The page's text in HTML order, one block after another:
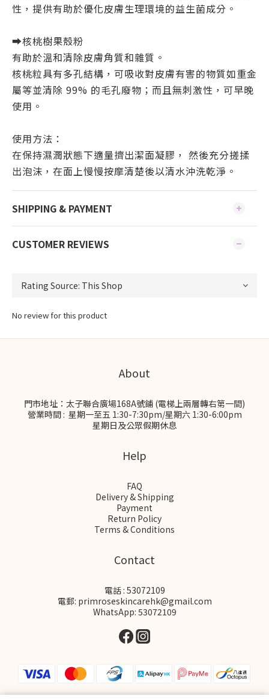
性，提供有助於優化皮膚生理環境的益生菌成分。
➡️核桃樹果殼粉
有助於溫和清除皮膚角質和雜質。
核桃粒具有多孔結構，可吸收對皮膚有害的物質如重金
屬等並清除 99% 的毛孔廢物；而且無刺激性，可早晚
使用。
使用方法：
在保持濕潤狀態下適量擠出潔面凝膠， 然後充分搓揉
出泡沫，在面上慢慢按摩清楚後以清水沖洗乾淨。
SHIPPING & PAYMENT
CUSTOMER REVIEWS
No review for this product
About
門市地址：太子聯合廣場168A號鋪 (電梯上兩層轉右第一間)
營業時間 : 星期一至五 1:30-7:30pm/星期六 1:30-6:00pm
星期日及公眾假期休息
Help
FAQ
Delivery & Shipping
Payment
Return Policy
Terms & Conditions
Contact
電話 : 53072109
電郵: primroseskincarehk@gmail.com
WhatsApp: 53072109